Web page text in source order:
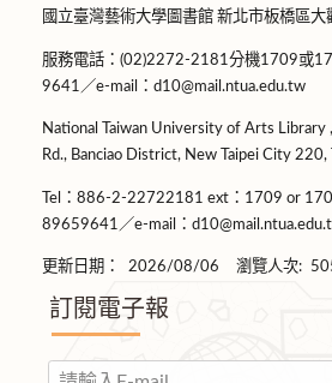
國立臺灣藝術大學圖書館 新北市板橋區
服務電話：(02)2272-2181分機1709或
9641／e-mail：d10@mail.ntua.edu.tw
National Taiwan University of Arts Library
Rd., Banciao District, New Taipei City 220,
Tel：886-2-22722181 ext：1709 or
89659641／e-mail：
更新日期： 2026/08/06 瀏覽人次:
訂閱電子報